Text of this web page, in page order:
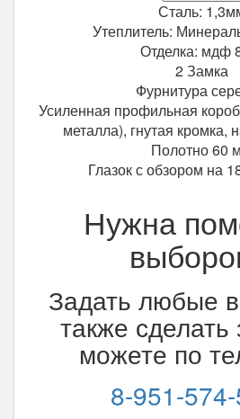
9
шелк
венге
Сталь:
Утеплитель:
Отделка: мдф
2 Замка
Фурнитура
Усиленная профильная
металла), гнутая кромка,
Полотно 60
Глазок с обзором на
Нужна
Задать любые
также
можете по
8-951-